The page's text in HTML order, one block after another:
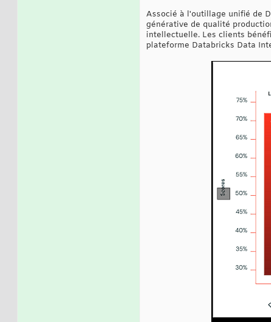
Associé à l'outillage unifié de
générative de qualité
intellectuelle. Les clients
plateforme Databricks Data